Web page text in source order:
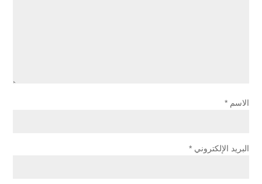
الاسم *
البريد الإلكتروني *